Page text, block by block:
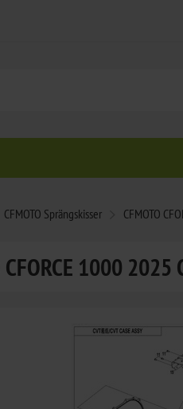
CFMOTO Sprängskisser CFMOTO
1000 2025